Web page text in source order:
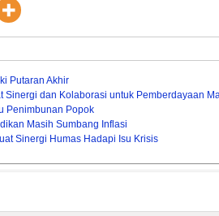
Putaran Akhir
Sinergi dan Kolaborasi untuk Pemberdayaan
Penimbunan Popok
Masih Sumbang Inflasi
Sinergi Humas Hadapi Isu Krisis